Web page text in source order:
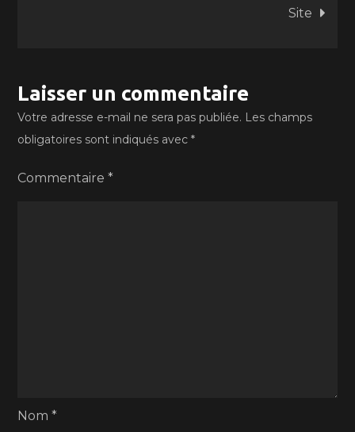
Site
Laisser un commentaire
Votre adresse e-mail ne sera pas publiée. Les champs
obligatoires sont indiqués avec*
Commentaire*
Nom*